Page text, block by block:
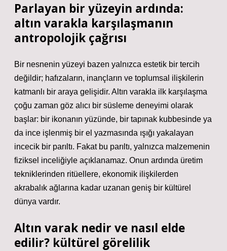
Parlayan bir yüzeyin ardında:
altın varakla karşılaşmanın
antropolojik çağrısı
Bir nesnenin yüzeyi bazen yalnızca estetik bir tercih
değildir; hafızaların, inançların ve toplumsal ilişkilerin
katmanlı bir araya gelişidir. Altın varakla ilk karşılaşma
çoğu zaman göz alıcı bir süsleme deneyimi olarak
başlar: bir ikonanın yüzünde, bir tapınak kubbesinde ya
da ince işlenmiş bir el yazmasında ışığı yakalayan
incecik bir parıltı. Fakat bu parıltı, yalnızca malzemenin
fiziksel inceliğiyle açıklanamaz. Onun ardında üretim
tekniklerinden ritüellere, ekonomik ilişkilerden
akrabalık ağlarına kadar uzanan geniş bir kültürel
dünya vardır.
Altın varak nedir ve nasıl elde
edilir? kültürel görelilik